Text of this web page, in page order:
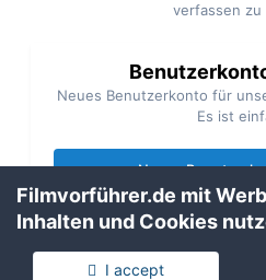
verfassen zu
Neues Benutzerkonto für
Es ist
Neues
Du hast bereits ein
Filmvorführer.de mit
Inhalten und Cookies
I accept